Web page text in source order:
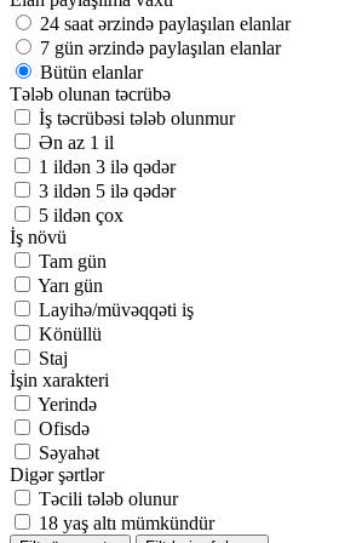
24 saat ərzində paylaşılan elanlar
7 gün ərzində paylaşılan elanlar
Bütün elanlar
Tələb olunan təcrübə
İş təcrübəsi tələb olunmur
Ən az 1 il
1 ildən 3 ilə qədər
3 ildən 5 ilə qədər
5 ildən çox
İş növü
Tam gün
Yarı gün
Layihə/müvəqqəti iş
Könüllü
Staj
İşin xarakteri
Yerində
Ofisdə
Səyahət
Digər şərtlər
Təcili tələb olunur
18 yaş altı mümkündür